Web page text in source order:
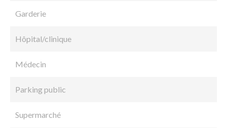
Garderie
Hôpital/clinique
Médecin
Parking public
Supermarché